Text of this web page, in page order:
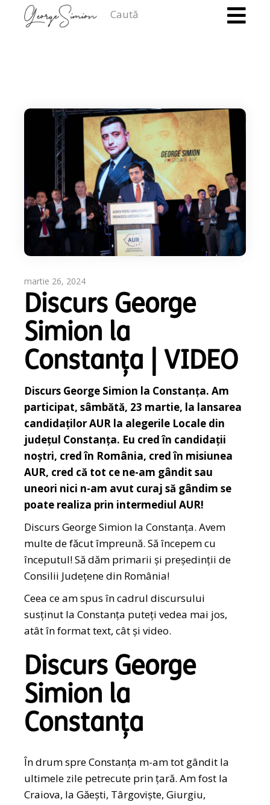
martie 26, 2024
Discurs George
Simion la
Constanța | VIDEO
Discurs George Simion la Constanța. Am
participat, sâmbătă, 23 martie, la lansarea
candidaților AUR la alegerile Locale din
județul Constanța. Eu cred în candidații
noștri, cred în România, cred în misiunea
AUR, cred că tot ce ne-am gândit sau
uneori nici n-am avut curaj să gândim se
poate realiza prin intermediul AUR!
Discurs George Simion la Constanța. Avem
multe de făcut împreună. Să începem cu
începutul! Să dăm primarii și președinții de
Consilii Județene din România!
Ceea ce am spus în cadrul discursului
susținut la Constanța puteți vedea mai jos,
atât în format text, cât și video.
Discurs George
Simion la
Constanța
În drum spre Constanța m-am tot gândit la
ultimele zile petrecute prin țară. Am fost la
Craiova, la Găești, Târgoviște, Giurgiu,